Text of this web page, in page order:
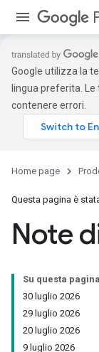
Google utilizza la
lingua preferita.
contenere errori.
Home page
Questa pagina è
Note
Su questa pagina
30 luglio 2026
29 luglio 2026
20 luglio 2026
9 luglio 2026